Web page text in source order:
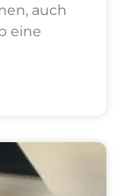
auch
eine